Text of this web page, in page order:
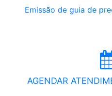
Emissão de guia de
AGENDAR